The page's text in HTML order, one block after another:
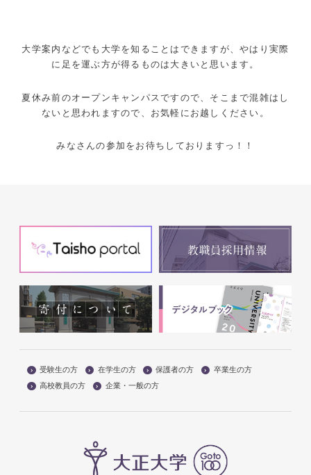
大学案内などでも大学を知ることはできますが、やはり実際
に足を運ぶ方が得るものは大きいと思います。
夏休み前のオープンキャンパスですので、そこまで混雑はし
ないと思われますので、お気軽にお越しください。
みなさんの参加をお待ちしておりますっ！！
受験生の方 在学生の方 保護者の方
卒業生の方
高校教員の方
企業・一般の方